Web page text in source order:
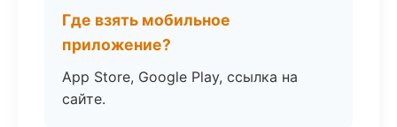
Где взять мобильное
приложение?
App Store, Google Play, ссылка на
сайте.